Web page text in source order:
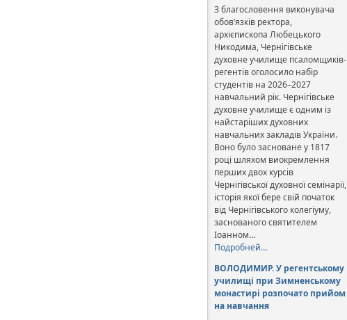
З благословення виконувача
обов’язків ректора,
архієпископа Любецького
Никодима, Чернігівське
духовне училище псаломщиків-
регентів оголосило набір
студентів на 2026–2027
навчальний рік. Чернігівське
духовне училище є одним із
найстаріших духовних
навчальних закладів України.
Воно було засноване у 1817
році шляхом виокремлення
перших двох курсів
Чернігівської духовної семінарії,
історія якої бере свій початок
від Чернігівського колегіуму,
заснованого святителем
Іоанном…
Подробней…
ВОЛОДИМИР. У регентському
училищі при Зимненському
монастирі розпочато прийом
на навчання